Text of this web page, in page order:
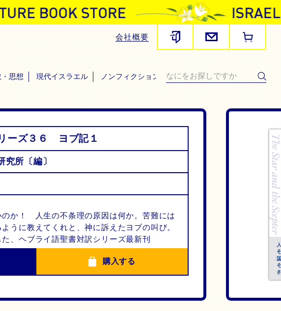
会社概要
思想 現代イスラエル ノンフィクション・その他
ーズ３６ ヨブ記１
究所〔編〕
のか！ 人生の不条理の原因は何か。苦難には
うに教えてくれと、神に訴えたヨブの叫び。
た、ヘブライ語聖書対訳シリーズ最新刊
購入する